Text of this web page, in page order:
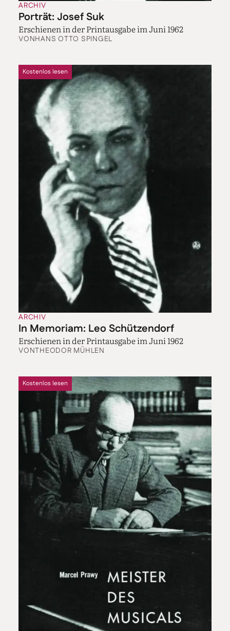
ARCHIV
Porträt: Josef Suk
Erschienen in der Printausgabe im Juni 1962
VONHANS OTTO SPINGEL
ARCHIV
In Memoriam: Leo Schützendorf
Erschienen in der Printausgabe im Juni 1962
VONTHEODOR MÜHLEN
Kostenlos lesen
Kostenlos lesen